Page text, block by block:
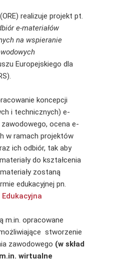
realizuje projekt pt.
e-materiałów
na wspieranie
Europejskiego dla
koncepcji
i technicznych) e-
ocena e-
w ramach projektów
ich odbiór, tak aby
do kształcenia
zostaną
edukacyjnej pn.
m.in. opracowane
stworzenie
zawodowego (w skład
wirtualne